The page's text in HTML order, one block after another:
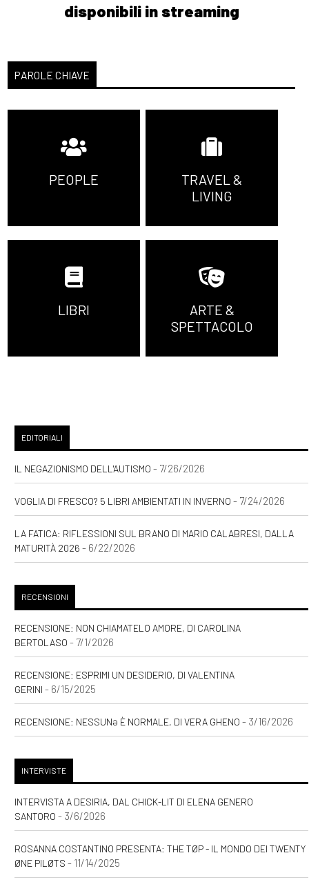
disponibili in streaming
PAROLE CHIAVE
PEOPLE
TRAVEL &
LIVING
LIBRI
ARTE &
SPETTACOLO
EDITORIALI
IL NEGAZIONISMO DELL'AUTISMO - 7/26/2026
VOGLIA DI FRESCO? 5 LIBRI AMBIENTATI IN INVERNO - 7/24/2026
LA FATICA: RIFLESSIONI SUL BRANO DI MARIO CALABRESI, DALLA
MATURITÀ 2026 - 6/22/2026
RECENSIONI
RECENSIONE: NON CHIAMATELO AMORE, DI CAROLINA
BERTOLASO - 7/1/2026
RECENSIONE: ESPRIMI UN DESIDERIO, DI VALENTINA
GERINI - 6/15/2025
RECENSIONE: NESSUNƏ È NORMALE, DI VERA GHENO - 3/16/2026
INTERVISTE
INTERVISTA A DESIRIA, DAL CHICK-LIT DI ELENA GENERO
SANTORO - 3/6/2026
ROSANNA COSTANTINO PRESENTA: THE TØP - IL MONDO DEI TWENTY
ØNE PILØTS - 11/14/2025